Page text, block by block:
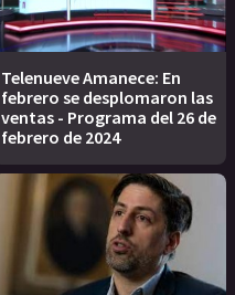
Telenueve Amanece: En
febrero se desplomaron las
ventas - Programa del 26 de
febrero de 2024